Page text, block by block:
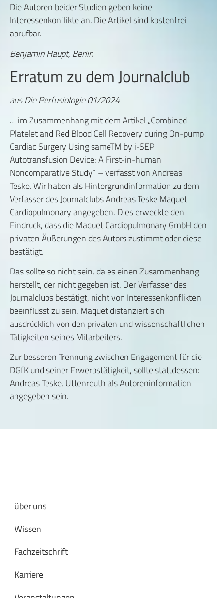
Die Autoren beider Studien geben keine
Interessenkonflikte an. Die Artikel sind kostenfrei
abrufbar.
Benjamin Haupt, Berlin
Erratum zu dem Journalclub
aus Die Perfusiologie 01/2024
… im Zusammenhang mit dem Artikel „Combined
Platelet and Red Blood Cell Recovery during On-pump
Cardiac Surgery Using sameTM by i-SEP
Autotransfusion Device: A First-in-human
Noncomparative Study” – verfasst von Andreas
Teske. Wir haben als Hintergrundinformation zu dem
Verfasser des Journalclubs Andreas Teske Maquet
Cardiopulmonary angegeben. Dies erweckte den
Eindruck, dass die Maquet Cardiopulmonary GmbH den
privaten Äußerungen des Autors zustimmt oder diese
bestätigt.
Das sollte so nicht sein, da es einen Zusammenhang
herstellt, der nicht gegeben ist. Der Verfasser des
Journalclubs bestätigt, nicht von Interessenkonflikten
beeinflusst zu sein. Maquet distanziert sich
ausdrücklich von den privaten und wissenschaftlichen
Tätigkeiten seines Mitarbeiters.
Zur besseren Trennung zwischen Engagement für die
DGfK und seiner Erwerbstätigkeit, sollte stattdessen:
Andreas Teske, Uttenreuth als Autoreninformation
angegeben sein.
über uns
Wissen
Fachzeitschrift
Karriere